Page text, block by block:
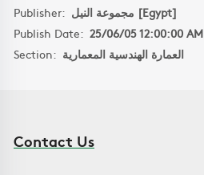
Publisher:
مجموعة النيل [Egypt]
Publish Date: 25/06/05 12:00:00 AM
Section: العمارة الهندسية المعمارية
Contact Us